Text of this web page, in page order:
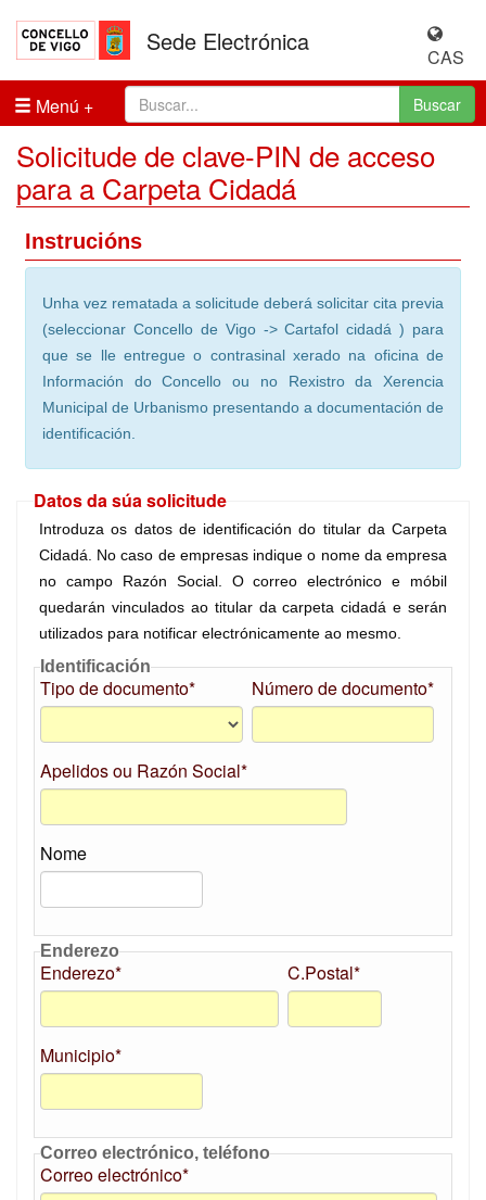
Sede Electrónica
CAS
Menú
Buscar
Solicitude de clave-PIN de acceso
para a Carpeta Cidadá
Instrucións
Unha vez rematada a solicitude deberá solicitar cita previa
(seleccionar Concello de Vigo -> Cartafol cidadá ) para
que se lle entregue o contrasinal xerado na oficina de
Información do Concello ou no Rexistro da Xerencia
Municipal de Urbanismo presentando a documentación de
identificación.
Datos da súa solicitude
Introduza os datos de identificación do titular da Carpeta
Cidadá. No caso de empresas indique o nome da empresa
no campo Razón Social. O correo electrónico e móbil
quedarán vinculados ao titular da carpeta cidadá e serán
utilizados para notificar electrónicamente ao mesmo.
Identificación
Tipo de documento* Número de documento*
Apelidos ou Razón Social*
Nome
Enderezo
Enderezo* C.Postal*
Municipio*
Correo electrónico, teléfono
Correo electrónico*